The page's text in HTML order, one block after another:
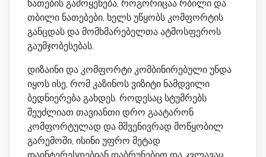
ნათების გამოყენება, როგორიცაა რბილი და
თბილი ნათებები, ხელს უწყობს კომფორტის
განცდას და მომხმარებელთა ატმოსფეროს
გაუმჯობესებას.
დიზაინი და კომფორტი კომბინირებული უნდა
იყოს ისე, რომ კაზინოს ვიზიტი ნამდვილი
ბედნიერება გახდეს. როდესაც სტუმრებს
შეუძლიათ თავიანთი დრო გაატარონ
კომფორტულად და მშვენივრად მოწყობილ
გარემოში, ისინი უფრო მეტად
დაინტერესდებიან დაბრუნებით და კვლავაც